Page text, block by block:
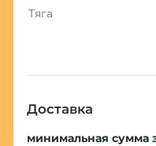
Тяга
Доставка
минимальная сумма